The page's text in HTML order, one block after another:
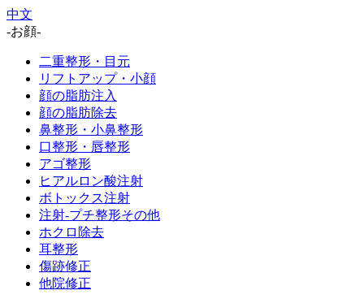
中文
-お顔-
二重整形・目元
リフトアップ・小顔
顔の脂肪注入
顔の脂肪除去
鼻整形・小鼻整形
口整形・唇整形
アゴ整形
ヒアルロン酸注射
ボトックス注射
注射-プチ整形その他
ホクロ除去
耳整形
傷跡修正
他院修正